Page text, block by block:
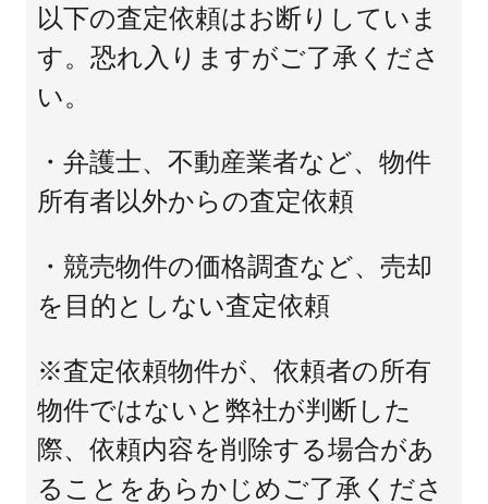
以下の査定依頼はお断りしていま
す。恐れ入りますがご了承くださ
い。
・弁護士、不動産業者など、物件
所有者以外からの査定依頼
・競売物件の価格調査など、売却
を目的としない査定依頼
※査定依頼物件が、依頼者の所有
物件ではないと弊社が判断した
際、依頼内容を削除する場合があ
ることをあらかじめご了承くださ